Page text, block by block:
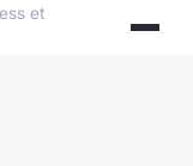
et